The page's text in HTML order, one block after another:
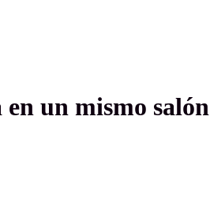
un mismo salón